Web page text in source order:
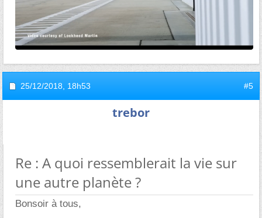
25/12/2018, 18h53 #5
trebor
Re : A quoi ressemblerait la vie sur
une autre planète ?
Bonsoir à tous,